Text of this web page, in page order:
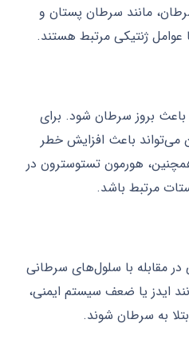
مانند سرطان پستان و
ژنتیکی مرتبط هستند.
باعث بروز سرطان شود. برای
می‌تواند باعث افزایش خطر
هورمون تستوسترون در
مرتبط باشد.
مقابله با سلول‌های سرطانی
ایدز یا ضعف سیستم ایمنی،
به سرطان شوند.